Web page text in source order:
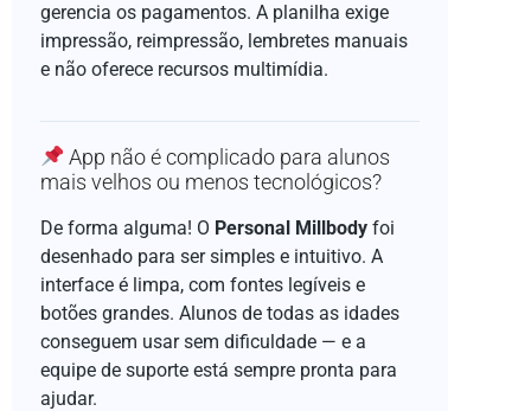
gerencia os pagamentos. A planilha exige
impressão, reimpressão, lembretes manuais
e não oferece recursos multimídia.
App não é complicado para alunos
mais velhos ou menos tecnológicos?
De forma alguma! O Personal Millbody foi
desenhado para ser simples e intuitivo. A
interface é limpa, com fontes legíveis e
botões grandes. Alunos de todas as idades
conseguem usar sem dificuldade — e a
equipe de suporte está sempre pronta para
ajudar.